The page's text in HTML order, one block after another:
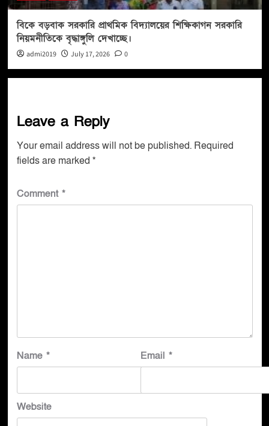
বিকে বড়বাক সরকারি প্রাথমিক বিদ্যালয়ের শিক্ষিকাগন সরকারি
নিয়মনীতিকে বৃদ্ধাঙ্গুলি দেখাচ্ছে।
admi2019 July 17, 2026 0
Leave a Reply
Your email address will not be published. Required
fields are marked *
Comment *
Name * Email *
Website